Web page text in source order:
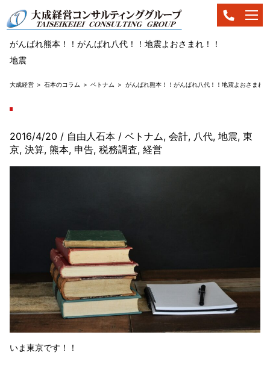
がんばれ熊本！！がんばれ八代！！地震よおさまれ！！
地震
大成経営 石本のコラム ベトナム がんばれ熊本！！がんばれ八代！！地震よおさまれ
2016/4/20 / 自由人石本 / ベトナム, 会計, 八代, 地震, 東
京, 決算, 熊本, 申告, 税務調査, 経営
いま東京です！！